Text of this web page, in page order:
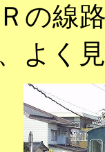
の線
よく